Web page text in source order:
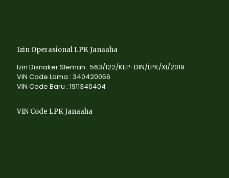
Izin Operasional LPK Janaaha
Izin Disnaker Sleman : 563/122/KEP-DIN/LPK/XI/2019
VIN Code Lama : 340420056
VIN Code Baru : 1911340404
VIN Code LPK Janaaha